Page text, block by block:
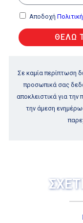
Αποδοχή
ΘΕΛΩ
Σε καμία περίπτωση
προσωπικά σας
αποκλειστικά για
την άμεση